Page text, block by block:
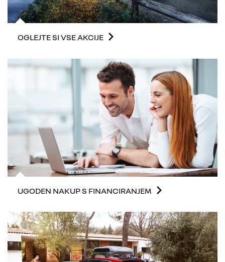
OGLEJTE SI VSE AKCIJE
UGODEN NAKUP S FINANCIRANJEM